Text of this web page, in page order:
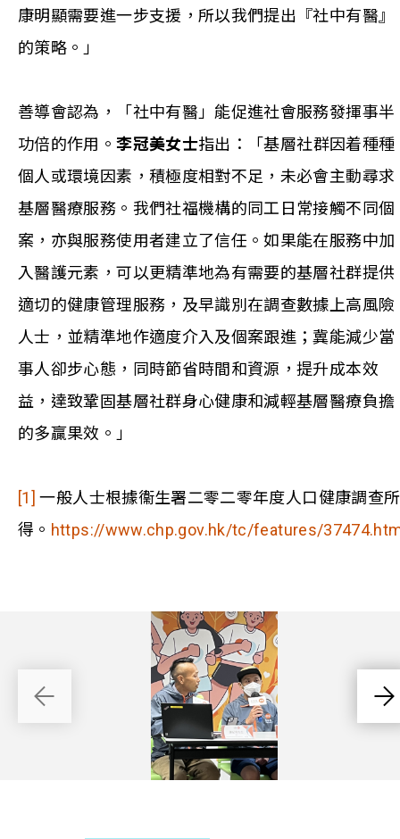
康明顯需要進一步支援，所以我們提出『社中有醫』
的策略。」
善導會認為，「社中有醫」能促進社會服務發揮事半
功倍的作用。李冠美女士指出：「基層社群因着種種
個人或環境因素，積極度相對不足，未必會主動尋求
基層醫療服務。我們社福機構的同工日常接觸不同個
案，亦與服務使用者建立了信任。如果能在服務中加
入醫護元素，可以更精準地為有需要的基層社群提供
適切的健康管理服務，及早識別在調查數據上高風險
人士，並精準地作適度介入及個案跟進；冀能減少當
事人卻步心態，同時節省時間和資源，提升成本效
益，達致鞏固基層社群身心健康和減輕基層醫療負擔
的多贏果效。」
[1] 一般人士根據衞生署二零二零年度人口健康調查所
得。 https://www.chp.gov.hk/tc/features/